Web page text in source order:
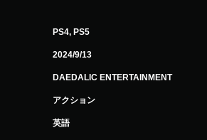
PS4, PS5
2024/9/13
DAEDALIC ENTERTAINMENT
アクション
英語